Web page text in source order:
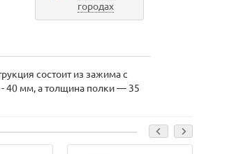
городах
состоит из зажима с
40 мм, а толщина полки — 35